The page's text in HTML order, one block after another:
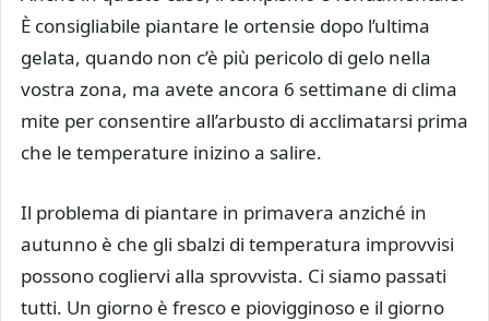
È consigliabile piantare le ortensie dopo l’ultima
gelata, quando non c’è più pericolo di gelo nella
vostra zona, ma avete ancora 6 settimane di clima
mite per consentire all’arbusto di acclimatarsi prima
che le temperature inizino a salire.
Il problema di piantare in primavera anziché in
autunno è che gli sbalzi di temperatura improvvisi
possono cogliervi alla sprovvista. Ci siamo passati
tutti. Un giorno è fresco e piovigginoso e il giorno